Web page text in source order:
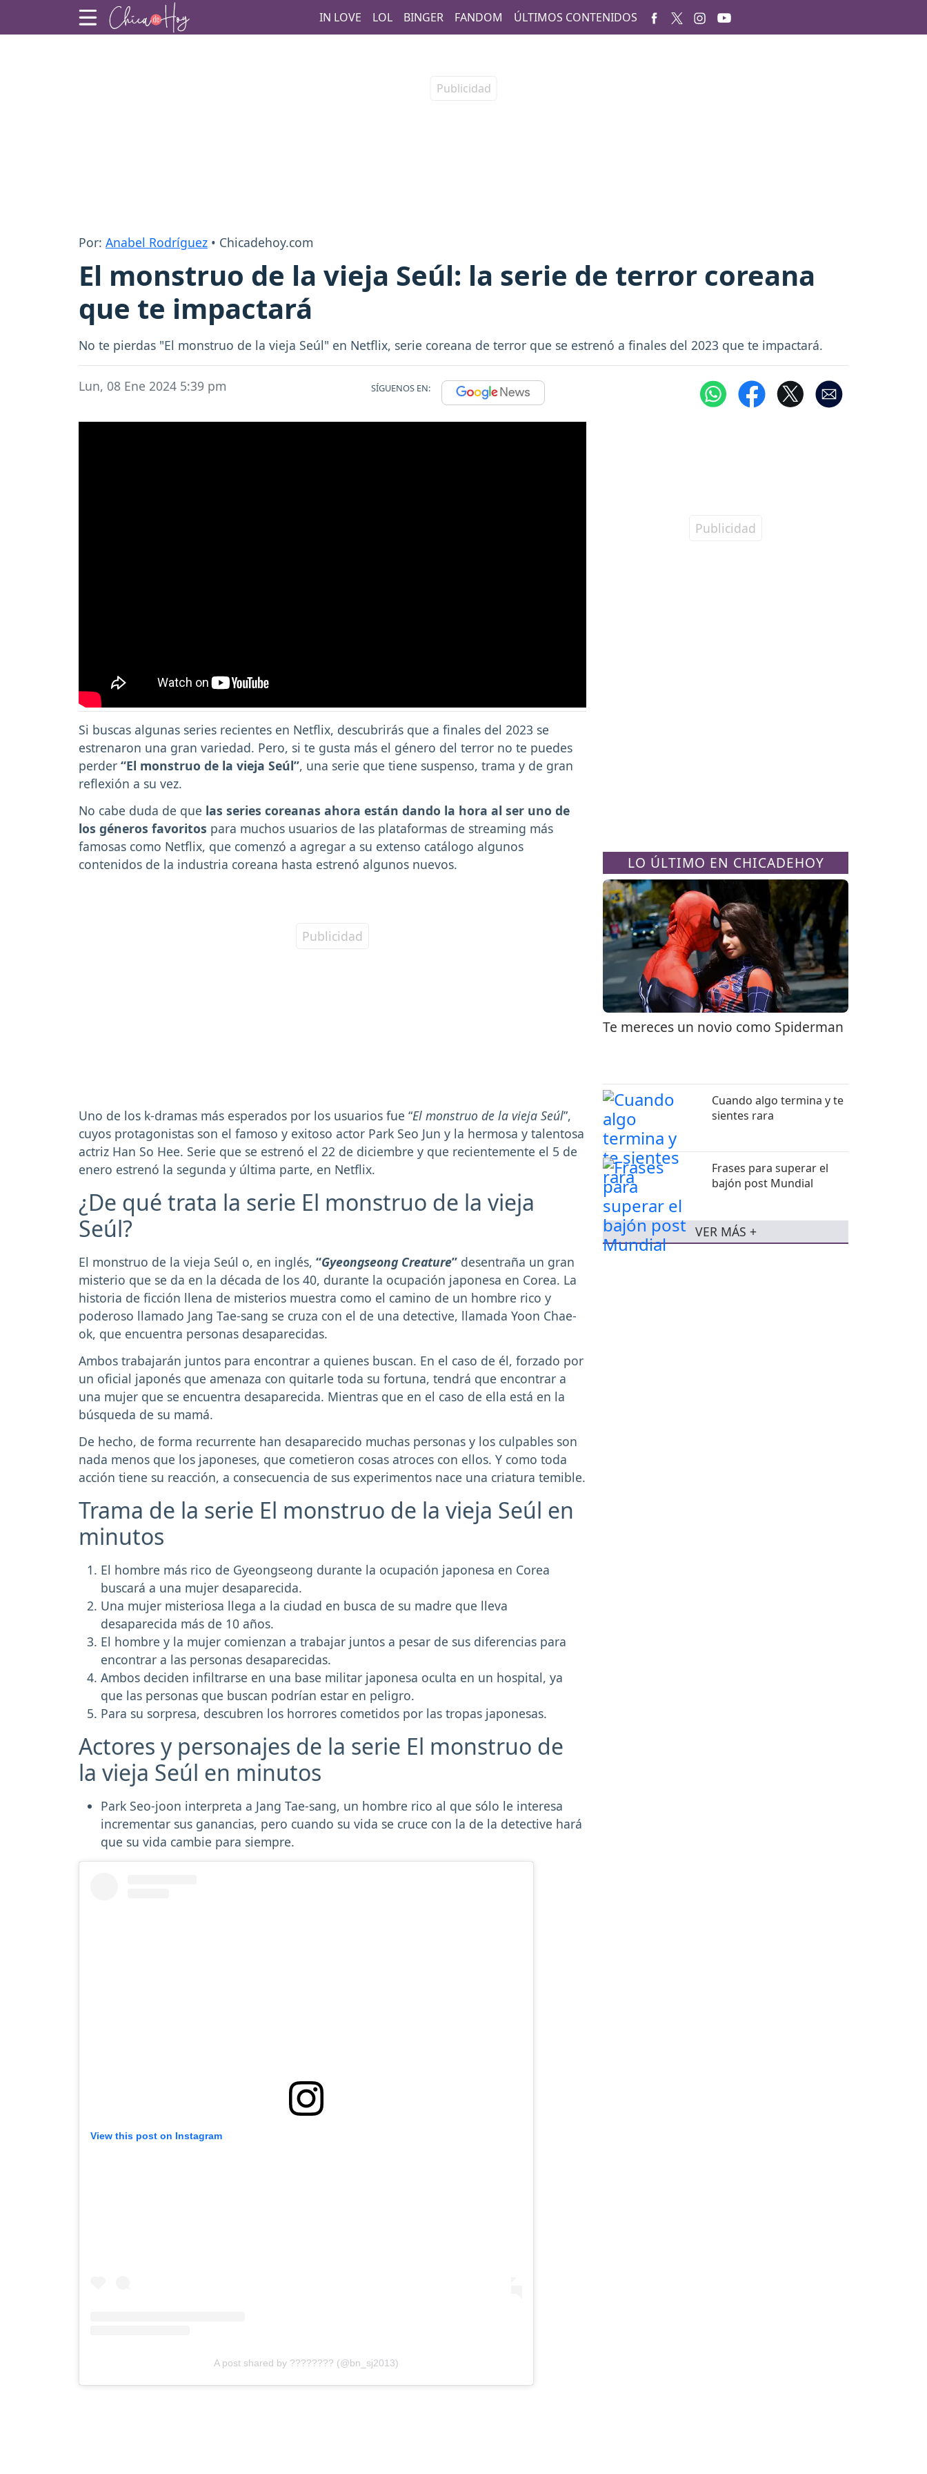
IN LOVE LOL BINGER FANDOM ÚLTIMOS CONTENIDOS
Por: Anabel Rodríguez • Chicadehoy.com
El monstruo de la vieja Seúl: la serie de terror coreana
que te impactará
No te pierdas "El monstruo de la vieja Seúl" en Netflix, serie coreana de terror que se estrenó a finales del 2023 que te impactará.
Lun, 08 Ene 2024 5:39 pm SÍGUENOS EN:
Si buscas algunas series recientes en Netflix, descubrirás que a finales del 2023 se
estrenaron una gran variedad. Pero, si te gusta más el género del terror no te puedes
perder “El monstruo de la vieja Seúl”, una serie que tiene suspenso, trama y de gran
reflexión a su vez.
No cabe duda de que las series coreanas ahora están dando la hora al ser uno de
los géneros favoritos para muchos usuarios de las plataformas de streaming más
famosas como Netflix, que comenzó a agregar a su extenso catálogo algunos
contenidos de la industria coreana hasta estrenó algunos nuevos.
Uno de los k-dramas más esperados por los usuarios fue “El monstruo de la vieja Seúl”,
cuyos protagonistas son el famoso y exitoso actor Park Seo Jun y la hermosa y talentosa
actriz Han So Hee. Serie que se estrenó el 22 de diciembre y que recientemente el 5 de
enero estrenó la segunda y última parte, en Netflix.
¿De qué trata la serie El monstruo de la vieja
Seúl?
El monstruo de la vieja Seúl o, en inglés, “Gyeongseong Creature” desentraña un gran
misterio que se da en la década de los 40, durante la ocupación japonesa en Corea. La
historia de ficción llena de misterios muestra como el camino de un hombre rico y
poderoso llamado Jang Tae-sang se cruza con el de una detective, llamada Yoon Chae-
ok, que encuentra personas desaparecidas.
Ambos trabajarán juntos para encontrar a quienes buscan. En el caso de él, forzado por
un oficial japonés que amenaza con quitarle toda su fortuna, tendrá que encontrar a
una mujer que se encuentra desaparecida. Mientras que en el caso de ella está en la
búsqueda de su mamá.
De hecho, de forma recurrente han desaparecido muchas personas y los culpables son
nada menos que los japoneses, que cometieron cosas atroces con ellos. Y como toda
acción tiene su reacción, a consecuencia de sus experimentos nace una criatura temible.
Trama de la serie El monstruo de la vieja Seúl en
minutos
El hombre más rico de Gyeongseong durante la ocupación japonesa en Corea
buscará a una mujer desaparecida.
Una mujer misteriosa llega a la ciudad en busca de su madre que lleva
desaparecida más de 10 años.
El hombre y la mujer comienzan a trabajar juntos a pesar de sus diferencias para
encontrar a las personas desaparecidas.
Ambos deciden infiltrarse en una base militar japonesa oculta en un hospital, ya
que las personas que buscan podrían estar en peligro.
Para su sorpresa, descubren los horrores cometidos por las tropas japonesas.
Actores y personajes de la serie El monstruo de
la vieja Seúl en minutos
Park Seo-joon interpreta a Jang Tae-sang, un hombre rico al que sólo le interesa
incrementar sus ganancias, pero cuando su vida se cruce con la de la detective hará
que su vida cambie para siempre.
View this post on Instagram
A post shared by ???????? (@bn_sj2013)
LO ÚLTIMO EN CHICADEHOY
Te mereces un novio como Spiderman
Cuando algo termina y te
sientes rara
Frases para superar el
bajón post Mundial
VER MÁS +